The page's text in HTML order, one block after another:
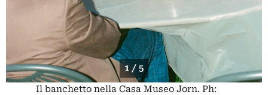
1 / 5
Il banchetto nella Casa Museo Jorn. Ph: